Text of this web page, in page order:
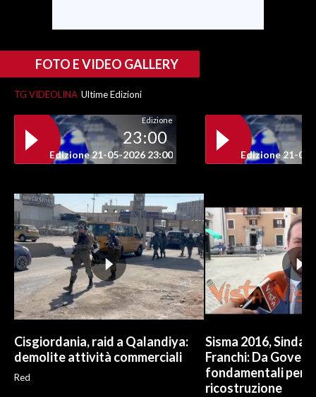
FOTO E VIDEO GALLERY
TG VIDEOLINA Ultime Edizioni
Edizione
23:00
Edizione 21-05-2026 23:00 Edizione 21-05-
Cisgiordania, raid a Qalandiya:
demolite attività commerciali
Red
Sisma 2016,
Franchi: Da
fondamentali per
ricostruzione